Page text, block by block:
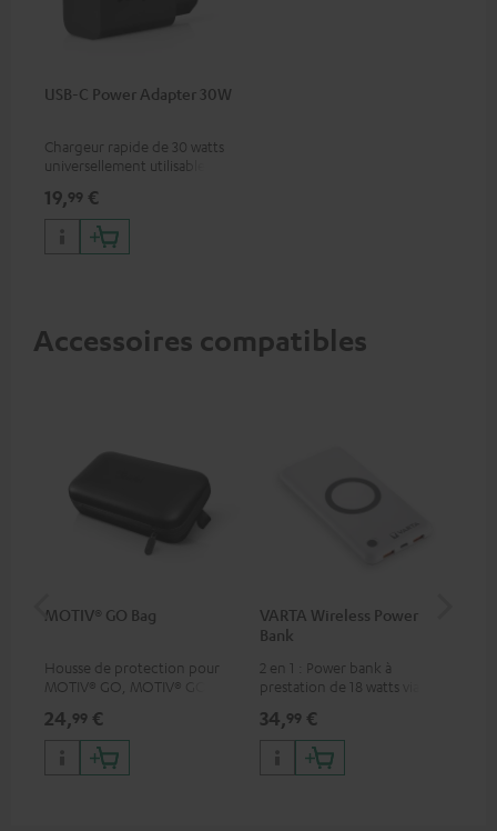
USB-C Power Adapter 30W
Chargeur rapide de 30 watts
universellement utilisable
portables, ainsi que pour
iPhones Apple, smartphones
Android, tablettes et
appareils avec port USB-C
19,99 €
Accessoires compatibles
MOTIV® GO Bag
Housse de protection pour
MOTIV® GO, MOTIV® GO 2 et
24,99 €
VARTA Wireless Power
Bank
2 en 1 : Power bank à
prestation de 18 watts via USB
jusqu’à 10 watts
34,99 €